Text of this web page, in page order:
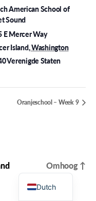
American School of
Sound
E Mercer Way
Island,Washington
Verenigde Staten
Oranjeschool – Week 9
Omhoog ↑
Dutch
English